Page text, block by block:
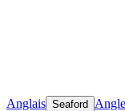
Anglais Seaford